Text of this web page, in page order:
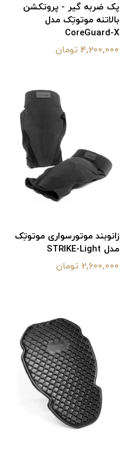
پک ضربه گیر - پروتکشن
بالاتنه موتوتِک مدل
CoreGuard-X
4,200,000 تومان
زانوبند موتورسواری موتوتِک
مدل STRIKE-Light
2,600,000 تومان